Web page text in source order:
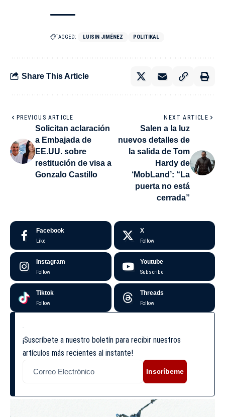
TAGGED: LUISIN JIMÉNEZ POLITIKAL
Share This Article
PREVIOUS ARTICLE
Solicitan aclaración
a Embajada de
EE.UU. sobre
restitución de visa a
Gonzalo Castillo
NEXT ARTICLE
Salen a la luz
nuevos detalles de
la salida de Tom
Hardy de
‘MobLand’: “La
puerta no está
cerrada”
Facebook
Like
X
Follow
Instagram
Follow
Youtube
Subscribe
Tiktok
Follow
Threads
Follow
¡Suscríbete a nuestro boletín para recibir nuestros
artículos más recientes al instante!
Inscríbeme